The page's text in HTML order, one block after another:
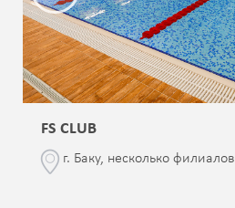
FS CLUB
г. Баку, несколько филиалов